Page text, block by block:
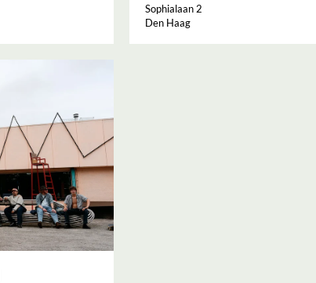
Sophialaan 2
Den Haag